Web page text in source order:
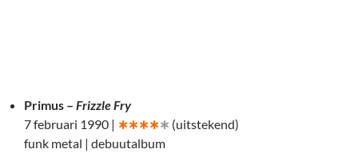
Primus – Frizzle Fry
7 februari 1990 | ∗∗∗∗∗ (uitstekend)
funk metal | debuutalbum